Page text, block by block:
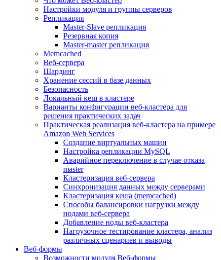
Настройки модуля и группы серверов
Репликация
Master-Slave репликация
Резервная копия
Master-master репликация
Memcached
Веб-сервера
Шардинг
Хранение сессий в базе данных
Безопасность
Локальный кеш в кластере
Варианты конфигурации веб-кластера для
решения практических задач
Практическая реализация веб-кластера на примере
Amazon Web Services
Создание виртуальных машин
Настройка репликации MySQL
Аварийное переключение в случае отказа
master
Кластеризация веб-сервера
Синхронизация данных между серверами
Кластеризация кеша (memcached)
Способы балансировки нагрузки между
нодами веб-сервера
Добавление ноды веб-кластера
Нагрузочное тестирование кластера, анализ
различных сценариев и выводы
Веб-формы
Возможности модуля Веб-формы